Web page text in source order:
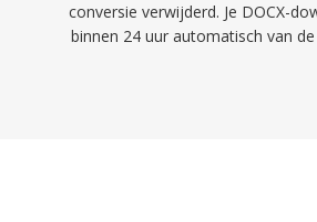
conversie verwijderd. Je DOCX-
binnen 24 uur automatisch van